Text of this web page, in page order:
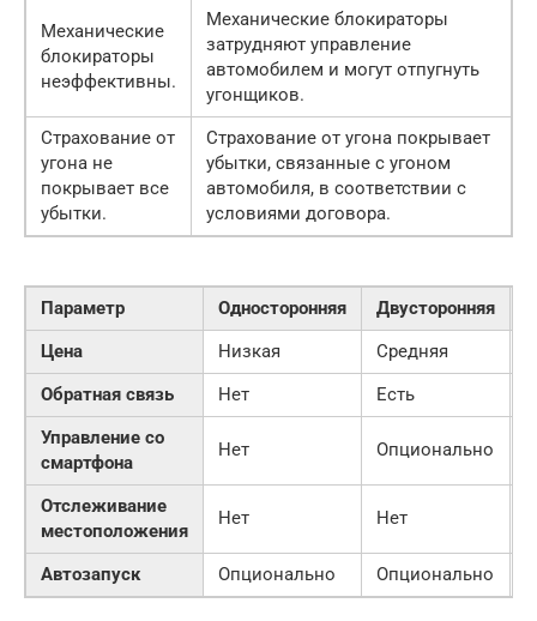
Механические
блокираторы
неэффективны.
Механические блокираторы
затрудняют управление
автомобилем и могут отпугнуть
угонщиков.
Страхование от
угона не
покрывает все
убытки.
Страхование от угона покрывает
убытки, связанные с угоном
автомобиля, в соответствии с
условиями договора.
Параметр Односторонняя Двусторонняя
Цена
Низкая Средняя
Обратная связь
Нет Есть
Управление со
смартфона
Нет Опционально
Отслеживание
местоположения
Нет Нет
Автозапуск Опционально Опционально